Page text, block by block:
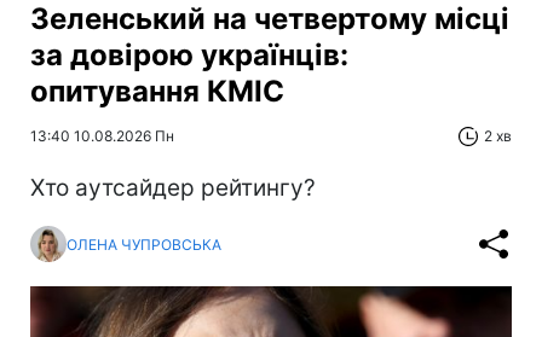
Зеленський на четвертому місці
за довірою українців:
опитування КМІС
13:40 10.08.2026 Пн 2 хв
Хто аутсайдер рейтингу?
ОЛЕНА ЧУПРОВСЬКА